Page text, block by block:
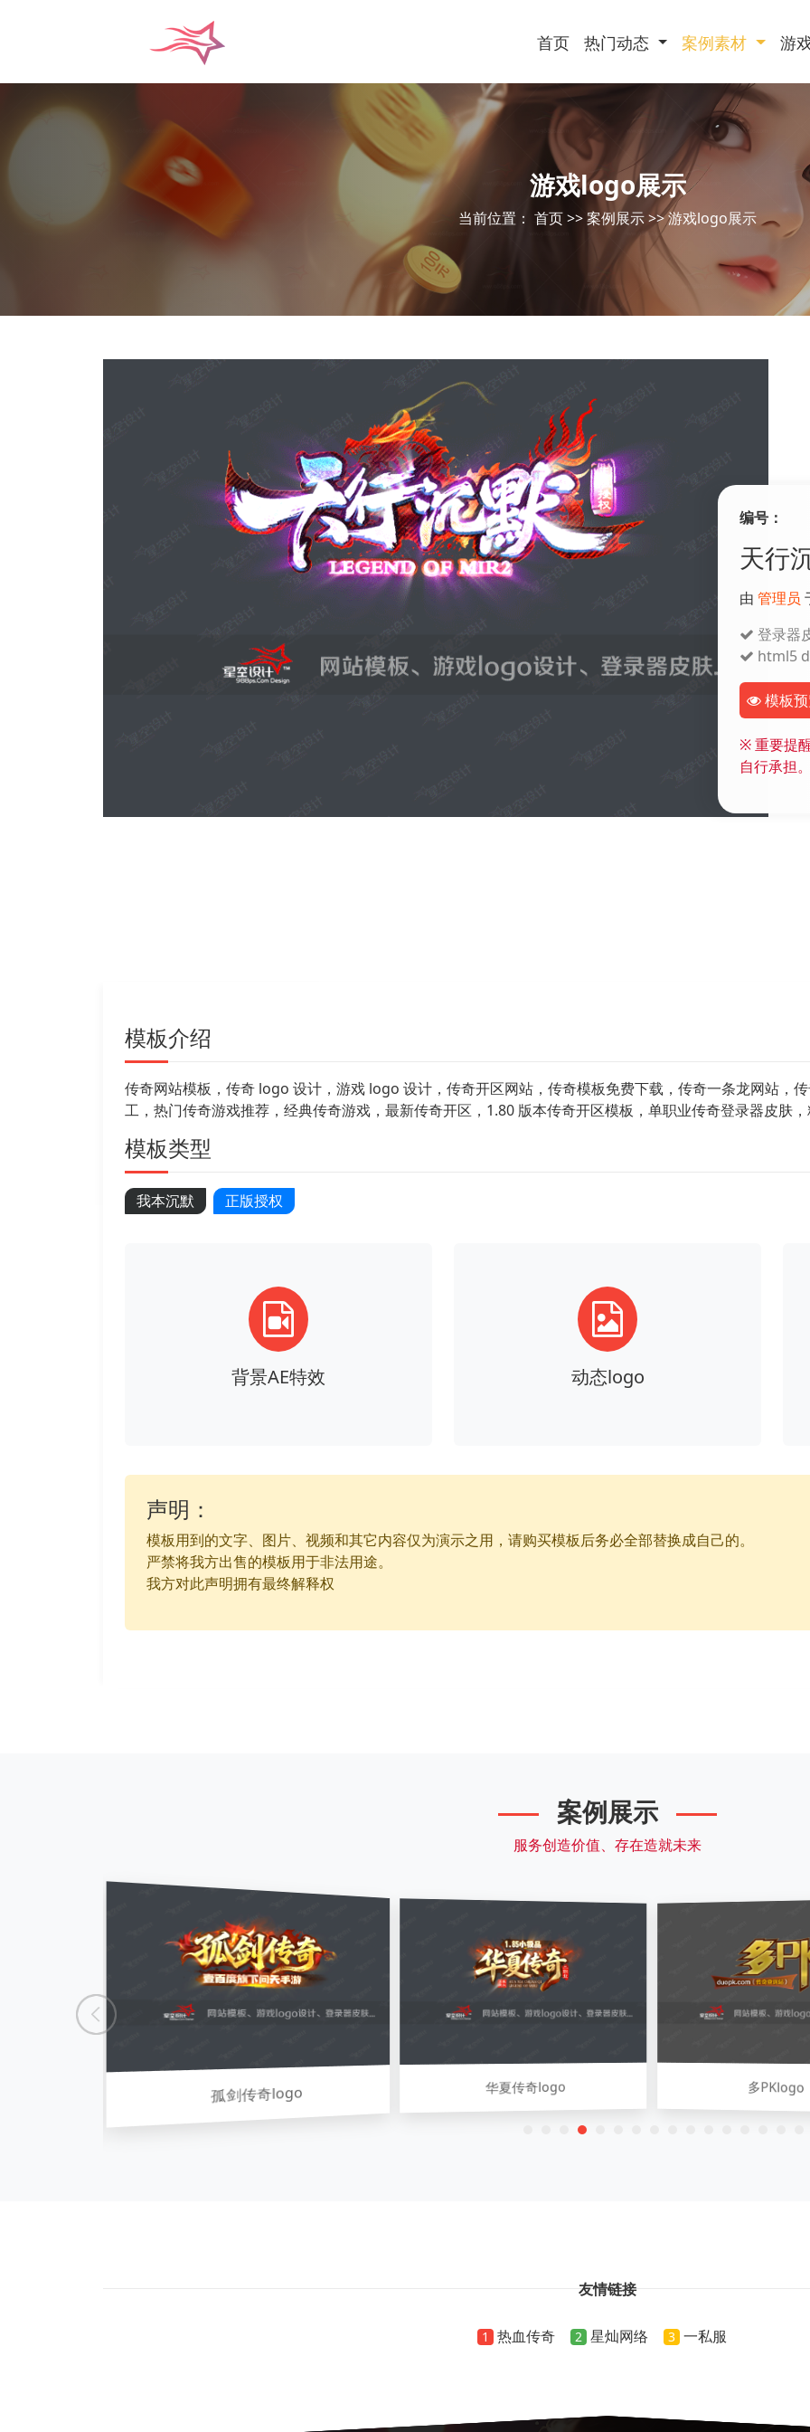
首页 热门动态 案例素材 游
游戏logo展示
当前位置： 首页>>案例展示>>游戏logo展示
编号：
天行
由 管理员
登录器
html5
模板
※重要提
自行承担
模板介绍
传奇网站模板，传奇 logo 设计，游戏 logo 设计，传奇开区网站，传奇模板免费下载，传奇一条龙网站，
工，热门传奇游戏推荐，经典传奇游戏，最新传奇开区，1.80 版本传奇开区模板，单职业传奇登录器皮肤
模板类型
我本沉默 正版授权
背景AE特效 动态logo
声明：
模板用到的文字、图片、视频和其它内容仅为演示之用，请购买模板后务必全部替换成自己的。
严禁将我方出售的模板用于非法用途。
我方对此声明拥有最终解释权
案例展示
服务创造价值、存在造就未来
孤剑传奇logo 华夏传奇logo 多PKlogo
友情链接
1 热血传奇 2 星灿网络 3 一私服